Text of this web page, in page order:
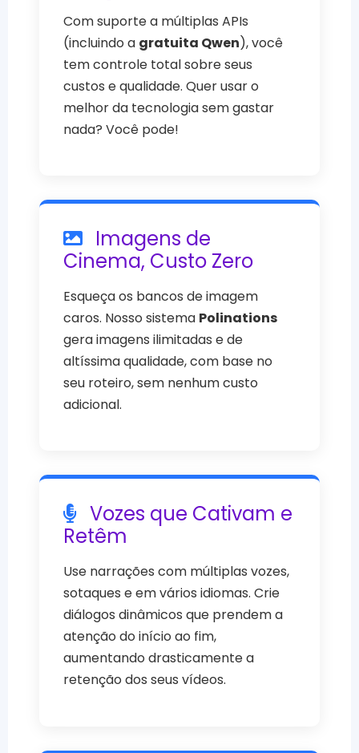
Com suporte a múltiplas APIs
(incluindo a gratuita Qwen), você
tem controle total sobre seus
custos e qualidade. Quer usar o
melhor da tecnologia sem gastar
nada? Você pode!
Imagens de
Cinema, Custo Zero
Esqueça os bancos de imagem
caros. Nosso sistema Polinations
gera imagens ilimitadas e de
altíssima qualidade, com base no
seu roteiro, sem nenhum custo
adicional.
Vozes que Cativam e
Retêm
Use narrações com múltiplas vozes,
sotaques e em vários idiomas. Crie
diálogos dinâmicos que prendem a
atenção do início ao fim,
aumentando drasticamente a
retenção dos seus vídeos.